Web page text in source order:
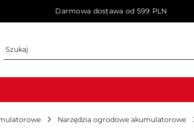
Darmowa dostawa od 599 PLN
Narzędzia ogrodowe akumulatorowe